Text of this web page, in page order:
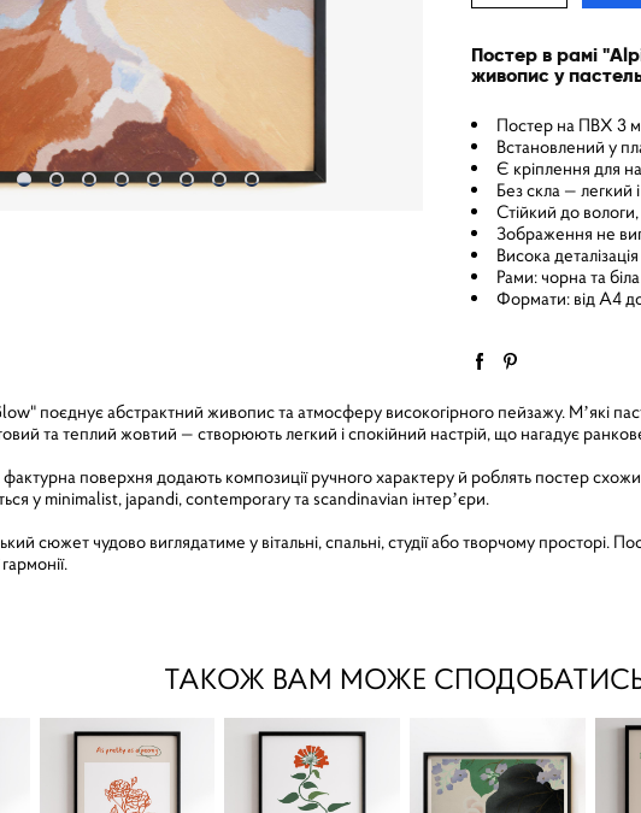
Постер в рамі
живопис у
Постер на ПВХ 3
Встановлений у
Є кріплення для
Без скла — легкий
Стійкий до вологи,
Зображення не
Висока
Рами: чорна та
Формати: від A4
поєднує абстрактний живопис та атмосферу високогірного пейзажу. Мʼякі
та теплий жовтий — створюють легкий і спокійний настрій, що нагадує
поверхня додають композиції ручного характеру й роблять постер
у minimalist, japandi, contemporary та scandinavian інтерʼєри.
сюжет чудово виглядатиме у вітальні, спальні, студії або творчому просторі.
ТАКОЖ ВАМ МОЖЕ